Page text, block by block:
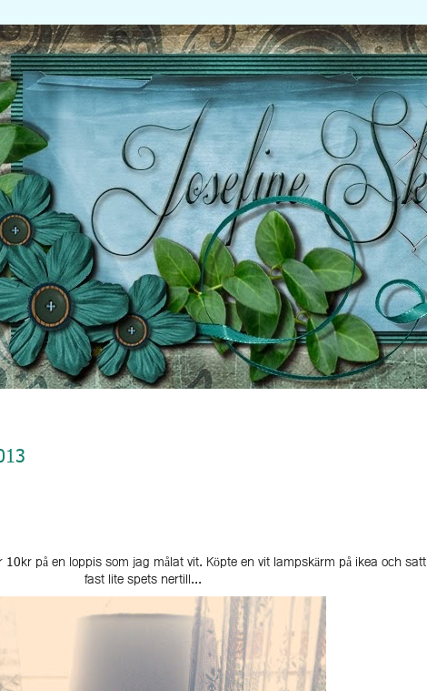
10kr på en loppis som jag målat vit. Köpte en vit lampskärm på ikea och satt
fast lite spets nertill...